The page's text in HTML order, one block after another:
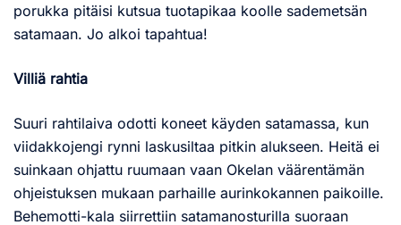
porukka pitäisi kutsua tuotapikaa koolle sademetsän
satamaan. Jo alkoi tapahtua!
Villiä rahtia
Suuri rahtilaiva odotti koneet käyden satamassa, kun
viidakkojengi rynni laskusiltaa pitkin alukseen. Heitä ei
suinkaan ohjattu ruumaan vaan Okelan väärentämän
ohjeistuksen mukaan parhaille aurinkokannen paikoille.
Behemotti-kala siirrettiin satamanosturilla suoraan